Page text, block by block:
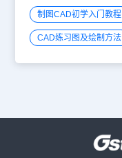
制图CAD初学入门教程
CAD练习图及绘制方法